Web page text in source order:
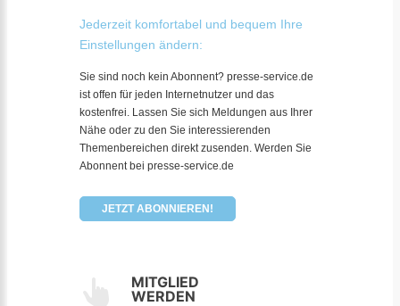
Jederzeit komfortabel und bequem Ihre
Einstellungen ändern:
Sie sind noch kein Abonnent? presse-service.de
ist offen für jeden Internetnutzer und das
kostenfrei. Lassen Sie sich Meldungen aus Ihrer
Nähe oder zu den Sie interessierenden
Themenbereichen direkt zusenden. Werden Sie
Abonnent bei presse-service.de
JETZT ABONNIEREN!
MITGLIED
WERDEN